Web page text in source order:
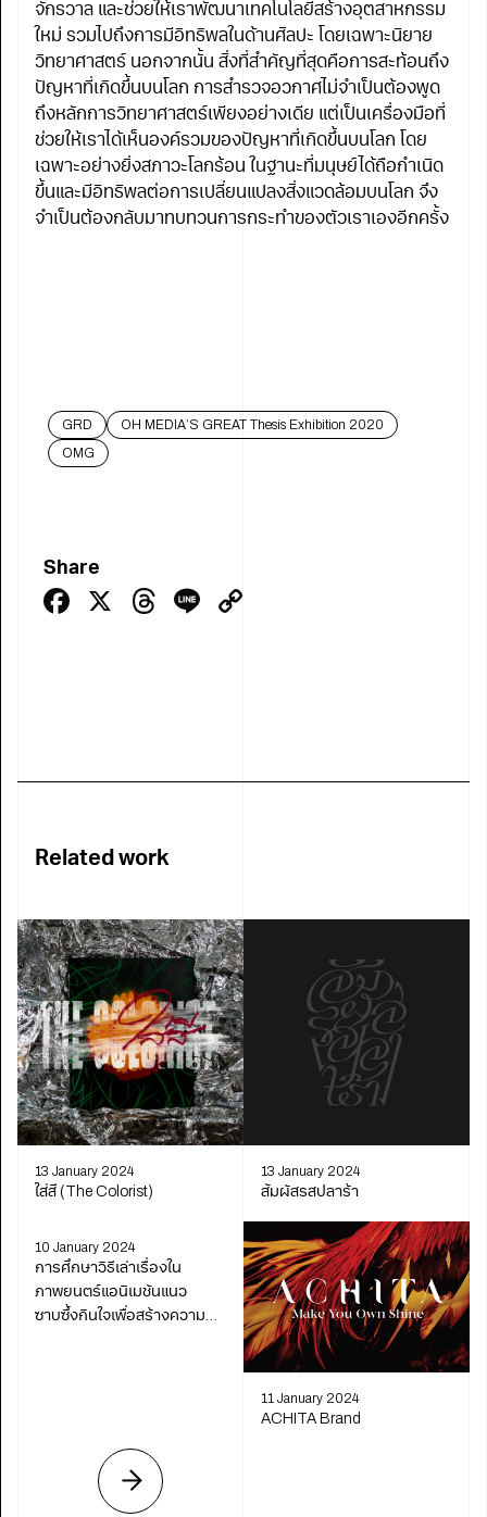
จักรวาล และช่วยให้เราพัฒนาเทคโนโลยีสร้างอุตสาหกรรม
ใหม่ รวมไปถึงการมีอิทธิพลในด้านศิลปะ โดยเฉพาะนิยาย
วิทยาศาสตร์ นอกจากนั้น สิ่งที่สำคัญที่สุดคือการสะท้อนถึง
ปัญหาที่เกิดขึ้นบนโลก การสำรวจอวกาศไม่จำเป็นต้องพูด
ถึงหลักการวิทยาศาสตร์เพียงอย่างเดีย แต่เป็นเครื่องมือที่
ช่วยให้เราได้เห็นองค์รวมของปัญหาที่เกิดขึ้นบนโลก โดย
เฉพาะอย่างยิ่งสภาวะโลกร้อน ในฐานะที่มนุษย์ได้ถือกำเนิด
ขึ้นและมีอิทธิพลต่อการเปลี่ยนแปลงสิ่งแวดล้อมบนโลก จึง
จำเป็นต้องกลับมาทบทวนการกระทำของตัวเราเองอีกครั้ง
GRD
OH MEDIA’S GREAT Thesis Exhibition 2020
OMG
Share
Facebook
X Threads
Line
Related work
13 January 2024
ใส่สี (The Colorist)
13 January 2024
สัมผัสรสปลาร้า
10 January 2024
การศึกษาวิธีเล่าเรื่องใน
ภาพยนตร์แอนิเมชันแนว
ซาบซึ้งกินใจเพื่อสร้างความ
11 January 2024
ACHITA Brand